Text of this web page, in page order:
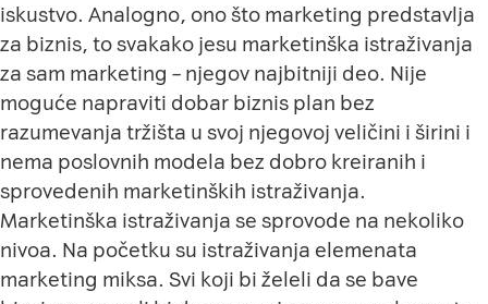
iskustvo. Analogno, ono što marketing predstavlja
za biznis, to svakako jesu marketinška istraživanja
za sam marketing – njegov najbitniji deo. Nije
moguće napraviti dobar biznis plan bez
razumevanja tržišta u svoj njegovoj veličini i širini i
nema poslovnih modela bez dobro kreiranih i
sprovedenih marketinških istraživanja.
Marketinška istraživanja se sprovode na nekoliko
nivoa. Na početku su istraživanja elemenata
marketing miksa. Svi koji bi želeli da se bave